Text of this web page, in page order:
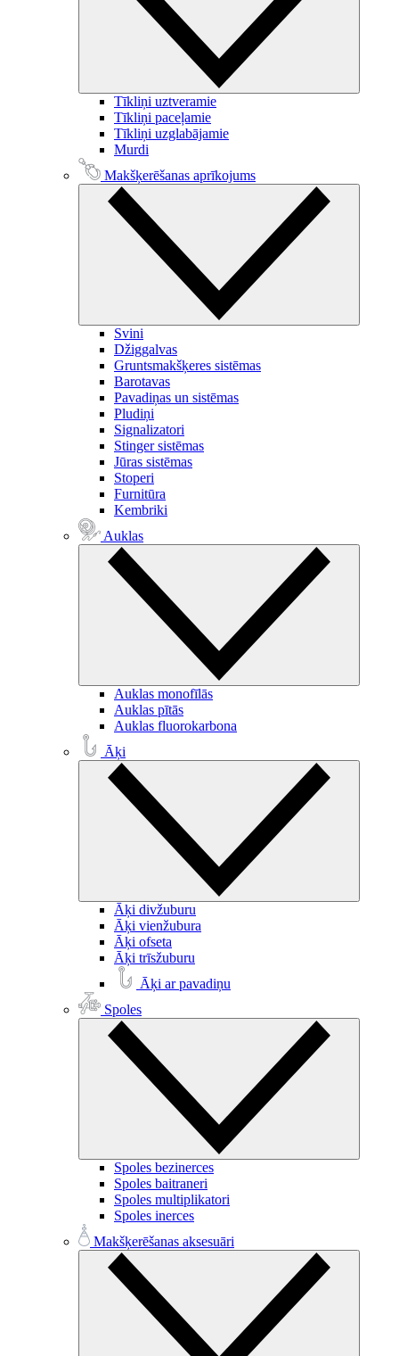
Tīkliņi uztveramie
Tīkliņi paceļamie
Tīkliņi uzglabājamie
Murdi
Makšķerēšanas aprīkojums
Svini
Džiggalvas
Gruntsmakšķeres sistēmas
Barotavas
Pavadiņas un sistēmas
Pludiņi
Signalizatori
Stinger sistēmas
Jūras sistēmas
Stoperi
Furnitūra
Kembriki
Auklas
Auklas monofīlās
Auklas pītās
Auklas fluorokarbona
Āķi
Āķi divžuburu
Āķi vienžubura
Āķi ofseta
Āķi trīsžuburu
Āķi ar pavadiņu
Spoles
Spoles bezinerces
Spoles baitraneri
Spoles multiplikatori
Spoles inerces
Makšķerēšanas aksesuāri